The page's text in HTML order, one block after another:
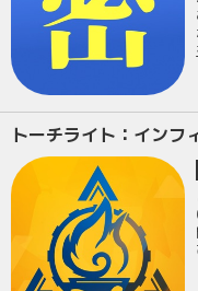
トーチライト：インフ